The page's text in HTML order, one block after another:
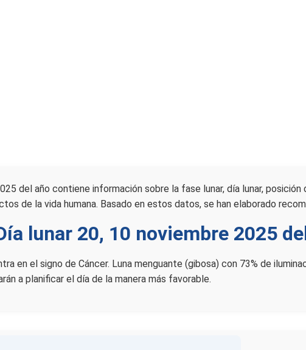
del año contiene información sobre la fase lunar, día lunar,
de la vida humana. Basado en estos datos, se han elaborado
lunar 20, 10 noviembre 2025
en el signo de Cáncer. Luna menguante (gibosa) con 73% de
a planificar el día de la manera más favorable.